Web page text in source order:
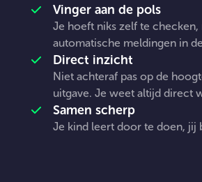
BLIJVEN
JIJ DAT
Vinger aan de pols
Je hoeft niks zelf te checken,
automatische meldingen in
Direct inzicht
Niet achteraf pas op de
uitgave. Je weet altijd direct
Samen scherp
Je kind leert door te doen, jij